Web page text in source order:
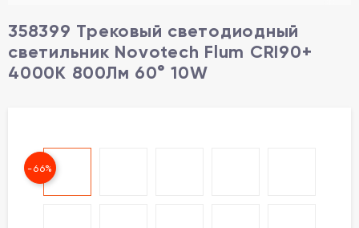
358399 Трековый светодиодный
светильник Novotech Flum CRI90+
4000К 800Лм 60° 10W
-66%